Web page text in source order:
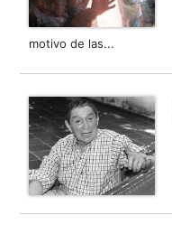
motivo de las...